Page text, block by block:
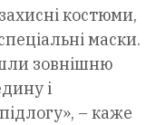
костюми,
маски.
зовнішню
і
– каже